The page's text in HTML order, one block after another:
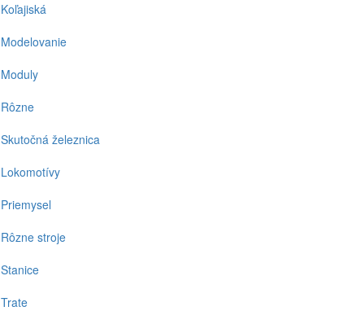
Koľajiská
Modelovanie
Moduly
Rôzne
Skutočná železnica
Lokomotívy
Priemysel
Rôzne stroje
Stanice
Trate